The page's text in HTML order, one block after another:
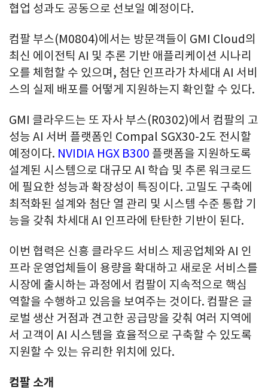
협업 성과도 공동으로 선보일 예정이다.
컴팔 부스(M0804)에서는 방문객들이 GMI Cloud의
최신 에이전틱 AI 및 추론 기반 애플리케이션 시나리
오를 체험할 수 있으며, 첨단 인프라가 차세대 AI 서비
스의 실제 배포를 어떻게 지원하는지 확인할 수 있다.
GMI 클라우드는 또 자사 부스(R0302)에서 컴팔의 고
성능 AI 서버 플랫폼인 Compal SGX30-2도 전시할
예정이다. NVIDIA HGX B300 플랫폼을 지원하도록
설계된 시스템으로 대규모 AI 학습 및 추론 워크로드
에 필요한 성능과 확장성이 특징이다. 고밀도 구축에
최적화된 설계와 첨단 열 관리 및 시스템 수준 통합 기
능을 갖춰 차세대 AI 인프라에 탄탄한 기반이 된다.
이번 협력은 신흥 클라우드 서비스 제공업체와 AI 인
프라 운영업체들이 용량을 확대하고 새로운 서비스를
시장에 출시하는 과정에서 컴팔이 지속적으로 핵심
역할을 수행하고 있음을 보여주는 것이다. 컴팔은 글
로벌 생산 거점과 견고한 공급망을 갖춰 여러 지역에
서 고객이 AI 시스템을 효율적으로 구축할 수 있도록
지원할 수 있는 유리한 위치에 있다.
컴팔 소개